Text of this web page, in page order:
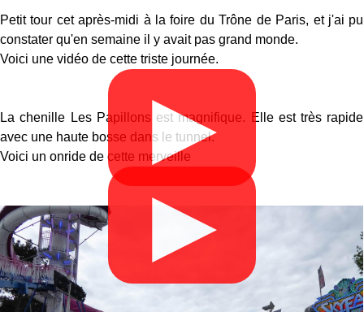
Petit tour cet après-midi à la foire du Trône de Paris, et j'ai pu
constater qu'en semaine il y avait pas grand monde.
Voici une vidéo de cette triste journée.
▶
La chenille Les Papillons est magnifique. Elle est très rapide
avec une haute bosse dans le tunnel.
Voici un onride de cette merveille
▶